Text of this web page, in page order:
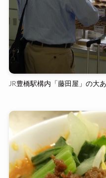
JR豊橋駅構内「藤田屋」の大